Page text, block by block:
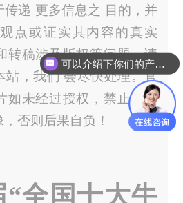
传递 更多信息之 目的，并
点或证实其内容的真实
转稿涉及版权等问题，请
站，我们 会尽快处理。官
如未经过授权，禁止任何
否则后果自负！
全国十大牛
可以介绍下你们的产品么？